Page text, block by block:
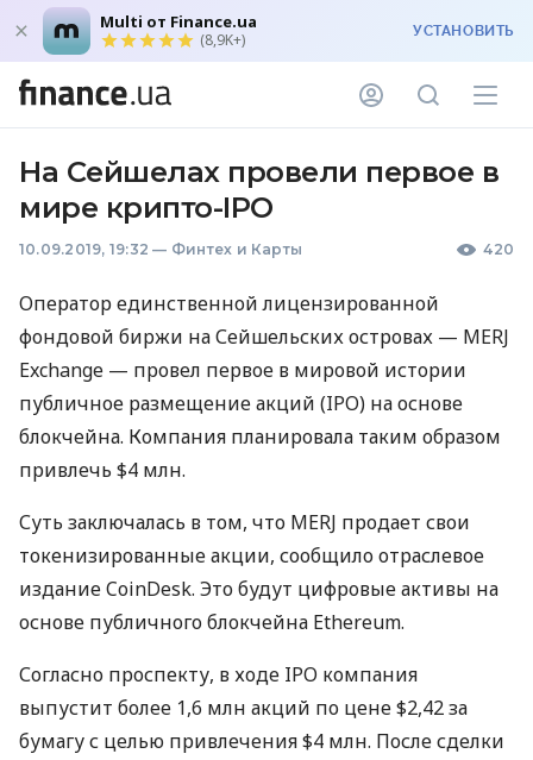
Multi от Finance.ua
(8,9K+) УСТАНОВИТЬ
На Сейшелах провели первое в
мире крипто-IPO
10.09.2019, 19:32 — Финтех и Карты 420
Оператор единственной лицензированной
фондовой биржи на Сейшельских островах — MERJ
Exchange — провел первое в мировой истории
публичное размещение акций (IPO) на основе
блокчейна. Компания планировала таким образом
привлечь $4 млн.
Суть заключалась в том, что MERJ продает свои
токенизированные акции, сообщило отраслевое
издание CoinDesk. Это будут цифровые активы на
основе публичного блокчейна Ethereum.
Согласно проспекту, в ходе IPO компания
выпустит более 1,6 млн акций по цене $2,42 за
бумагу с целью привлечения $4 млн. После сделки